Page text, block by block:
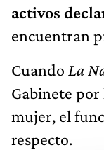
activos
encuentran
Cuando La
Gabinete por
mujer, el
respecto.